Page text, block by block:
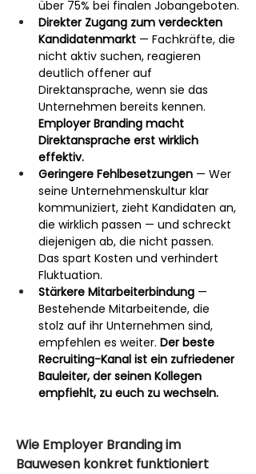
über 75% bei finalen Jobangeboten.
Direkter Zugang zum verdeckten
Kandidatenmarkt — Fachkräfte, die
nicht aktiv suchen, reagieren
deutlich offener auf
Direktansprache, wenn sie das
Unternehmen bereits kennen.
Employer Branding macht
Direktansprache erst wirklich
effektiv.
Geringere Fehlbesetzungen — Wer
seine Unternehmenskultur klar
kommuniziert, zieht Kandidaten an,
die wirklich passen — und schreckt
diejenigen ab, die nicht passen.
Das spart Kosten und verhindert
Fluktuation.
Stärkere Mitarbeiterbindung —
Bestehende Mitarbeitende, die
stolz auf ihr Unternehmen sind,
empfehlen es weiter. Der beste
Recruiting-Kanal ist ein zufriedener
Bauleiter, der seinen Kollegen
empfiehlt, zu euch zu wechseln.
Wie Employer Branding im
Bauwesen konkret funktioniert